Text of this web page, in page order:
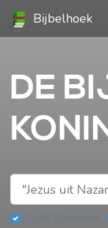
Bijbelhoek
DE